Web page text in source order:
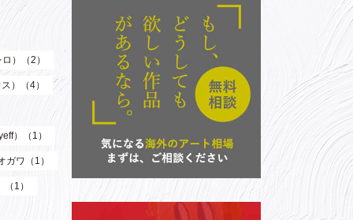
）（2）
）（4）
）（1）
ガワ（1）
1）